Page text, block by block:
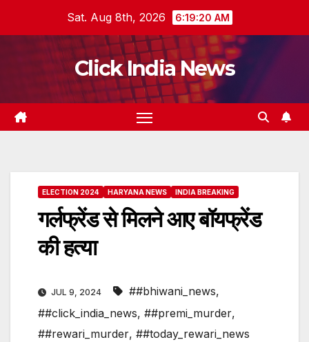
Sat. Aug 8th, 2026 6:19:21 AM
Click India News
ELECTION 2024 HARYANA NEWS INDIA BREAKING
गर्लफ्रेंड से मिलने आए बॉयफ्रेंड
की हत्या
JUL 9, 2024 ##bhiwani_news,
##click_india_news, ##premi_murder,
##rewari_murder, ##today_rewari_news